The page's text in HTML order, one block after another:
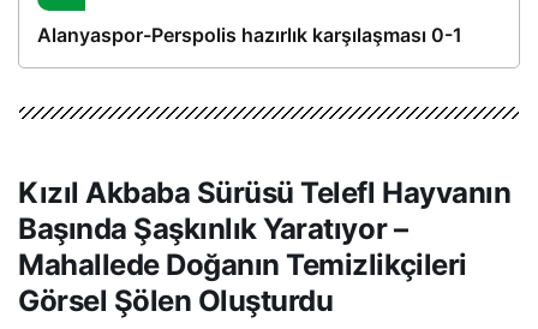
Alanyaspor-Perspolis hazırlık karşılaşması 0-1
Kızıl Akbaba Sürüsü Telefl Hayvanın
Başında Şaşkınlık Yaratıyor –
Mahallede Doğanın Temizlikçileri
Görsel Şölen Oluşturdu